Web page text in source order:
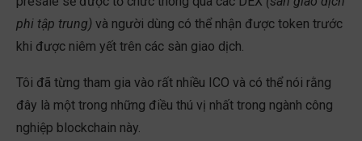
phi tập trung) và người dùng có thể nhận được token trước
khi được niêm yết trên các sàn giao dịch.
Tôi đã từng tham gia vào rất nhiều ICO và có thể nói rằng
đây là một trong những điều thú vị nhất trong ngành công
nghiệp blockchain này.